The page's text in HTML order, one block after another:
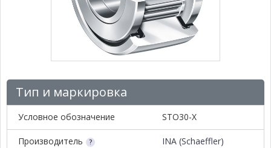
Тип и маркировка
Условное обозначение STO30-X
Производитель INA (Schaeffler)